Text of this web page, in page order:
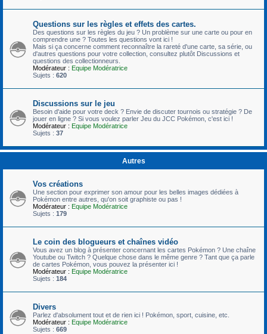
Questions sur les règles et effets des cartes.
Des questions sur les règles du jeu ? Un problème sur une carte ou pour en
comprendre une ? Toutes les questions vont ici !
Mais si ça concerne comment reconnaître la rareté d'une carte, sa série, ou
d'autres questions pour votre collection, consultez plutôt Discussions et
questions des collectionneurs.
Modérateur : Equipe Modératrice
Sujets : 620
Discussions sur le jeu
Besoin d'aide pour votre deck ? Envie de discuter tournois ou stratégie ? De
jouer en ligne ? Si vous voulez parler Jeu du JCC Pokémon, c'est ici !
Modérateur : Equipe Modératrice
Sujets : 37
Autres
Vos créations
Une section pour exprimer son amour pour les belles images dédiées à
Pokémon entre autres, qu'on soit graphiste ou pas !
Modérateur : Equipe Modératrice
Sujets : 179
Le coin des blogueurs et chaînes vidéo
Vous avez un blog à présenter concernant les cartes Pokémon ? Une chaîne
Youtube ou Twitch ? Quelque chose dans le même genre ? Tant que ça parle
de cartes Pokémon, vous pouvez la présenter ici !
Modérateur : Equipe Modératrice
Sujets : 184
Divers
Parlez d'absolument tout et de rien ici ! Pokémon, sport, cuisine, etc.
Modérateur : Equipe Modératrice
Sujets : 669